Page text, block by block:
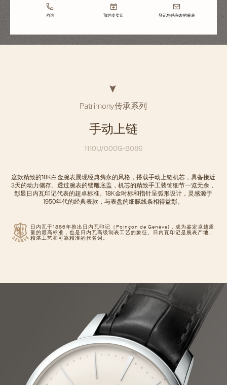
咨询 预约专卖店 登记您感兴趣的腕表
Patrimony传承系列
手动上链
1110U/000G-B086
日内瓦于1886年推出日内瓦印记（Poinçon de Genève)，成为鉴定卓越质
量的最高标准，也是日内瓦高级制表工艺的象征。日内瓦印记是腕表产地、
精湛工艺和可靠精准的代名词。
这款精致的18K白金腕表展现经典隽永的风格，搭载手动上链机芯，具备接近
3天的动力储存。透过腕表的镂雕底盖，机芯的精致手工装饰细节一览无余，
彰显日内瓦印记代表的超卓标准。18K金时标和指针呈弧形设计，灵感源于
1950年代的经典表款，与表盘的细腻线条相得益彰。